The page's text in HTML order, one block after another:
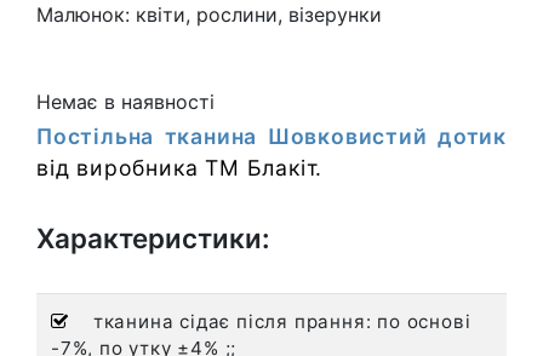
Малюнок: квіти, рослини, візерунки
Немає в наявності
Постільна тканина Шовковистий дотик
від виробникаТМ Блакіт.
Характеристики:
тканина сідає після прання: по основі
-7%, по утку ±4% ;;